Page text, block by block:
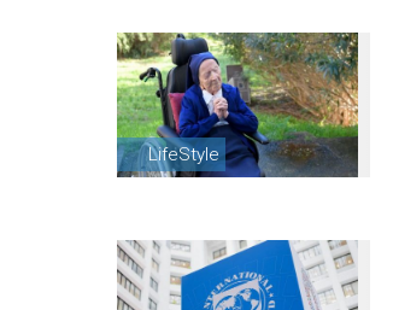
LifeStyle